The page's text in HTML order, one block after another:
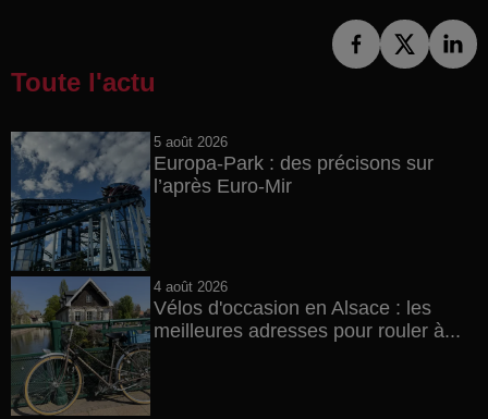
Toute l'actu
5 août 2026
Europa-Park : des précisons sur
l’après Euro-Mir
4 août 2026
Vélos d'occasion en Alsace : les
meilleures adresses pour rouler à...